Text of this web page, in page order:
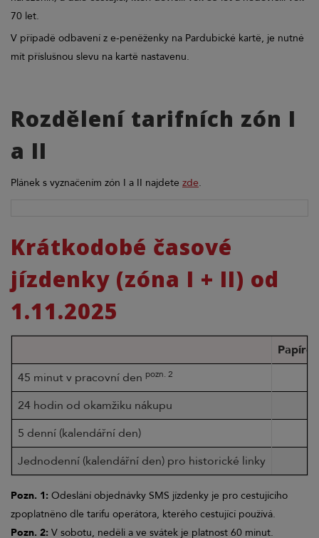
70 let.
V případě odbavení z e-peněženky na Pardubické kartě, je nutné
mít příslušnou slevu na kartě nastavenu.
Rozdělení tarifních zón I
a II
Plánek s vyznačením zón I a II najdete zde.
Krátkodobé časové
jízdenky (zóna I + II) od
1.11.2025
Typ krátkodobé jízdenky
45 minut v pracovní den pozn. 2
24 hodin od okamžiku nákupu
5 denní (kalendářní den)
Jednodenní (kalendářní den) pro historické linky
Pozn. 1: Odeslání objednávky SMS jízdenky je pro cestujícího
zpoplatněno dle tarifu operátora, kterého cestující používá.
Pozn. 2: V sobotu, neděli a ve svátek je platnost 60 minut.